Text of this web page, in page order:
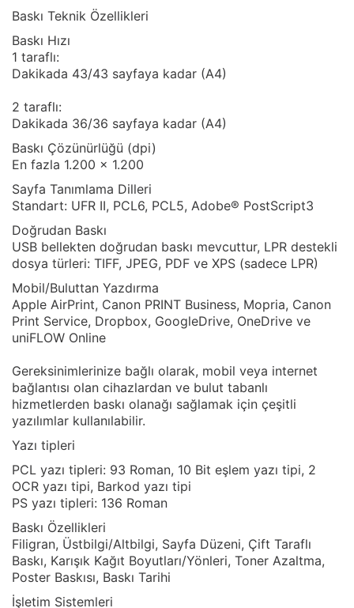
Baskı Teknik Özellikleri
Baskı Hızı
1 taraflı:
Dakikada 43/43 sayfaya kadar (A4)
2 taraflı:
Dakikada 36/36 sayfaya kadar (A4)
Baskı Çözünürlüğü (dpi)
En fazla 1.200 x 1.200
Sayfa Tanımlama Dilleri
Standart: UFR II, PCL6, PCL5, Adobe® PostScript3
Doğrudan Baskı
USB bellekten doğrudan baskı mevcuttur, LPR destekli
dosya türleri: TIFF, JPEG, PDF ve XPS (sadece LPR)
Mobil/Buluttan Yazdırma
Apple AirPrint, Canon PRINT Business, Mopria, Canon
Print Service, Dropbox, GoogleDrive, OneDrive ve
uniFLOW Online
Gereksinimlerinize bağlı olarak, mobil veya internet
bağlantısı olan cihazlardan ve bulut tabanlı
hizmetlerden baskı olanağı sağlamak için çeşitli
yazılımlar kullanılabilir.
Yazı tipleri
PCL yazı tipleri: 93 Roman, 10 Bit eşlem yazı tipi, 2
OCR yazı tipi, Barkod yazı tipi
PS yazı tipleri: 136 Roman
Baskı Özellikleri
Filigran, Üstbilgi/Altbilgi, Sayfa Düzeni, Çift Taraflı
Baskı, Karışık Kağıt Boyutları/Yönleri, Toner Azaltma,
Poster Baskısı, Baskı Tarihi
İşletim Sistemleri